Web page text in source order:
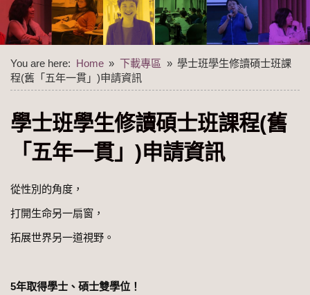
You are here: Home 下載專區
學士班學生修讀碩士班課
程(舊「五年一貫」)申請資訊
學士班學生修讀碩士班課程(舊
「五年一貫」)申請資訊
從性別的角度，
打開生命另一扇窗，
拓展世界另一道視野。
5年取得學士、碩士雙學位！